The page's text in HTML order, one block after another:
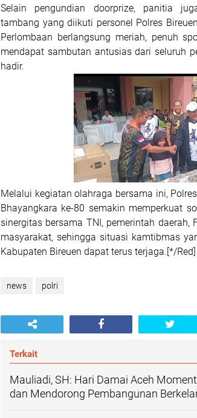
Selain pengundian doorprize, panitia
tambang yang diikuti personel Polres
Perlombaan berlangsung meriah, penuh
mendapat sambutan antusias dari seluruh
hadir.
Melalui kegiatan olahraga bersama ini,
Bhayangkara ke-80 semakin memperkuat
sinergitas bersama TNI, pemerintah daerah,
masyarakat, sehingga situasi kamtibmas
Kabupaten Bireuen dapat terus terjaga.[*/Red]
news polri
Terkait
Mauliadi, SH: Hari Damai Aceh
dan Mendorong Pembangunan